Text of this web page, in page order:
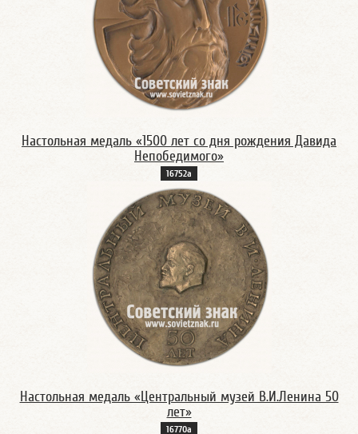
Настольная медаль «1500 лет со дня рождения Давида
Непобедимого»
16752а
Настольная медаль «Центральный музей В.И.Ленина 50
лет»
16770а